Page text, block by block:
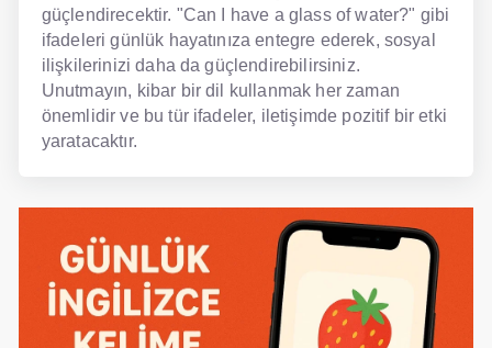
güçlendirecektir. "Can I have a glass of water?" gibi
ifadeleri günlük hayatınıza entegre ederek, sosyal
ilişkilerinizi daha da güçlendirebilirsiniz.
Unutmayın, kibar bir dil kullanmak her zaman
önemlidir ve bu tür ifadeler, iletişimde pozitif bir etki
yaratacaktır.